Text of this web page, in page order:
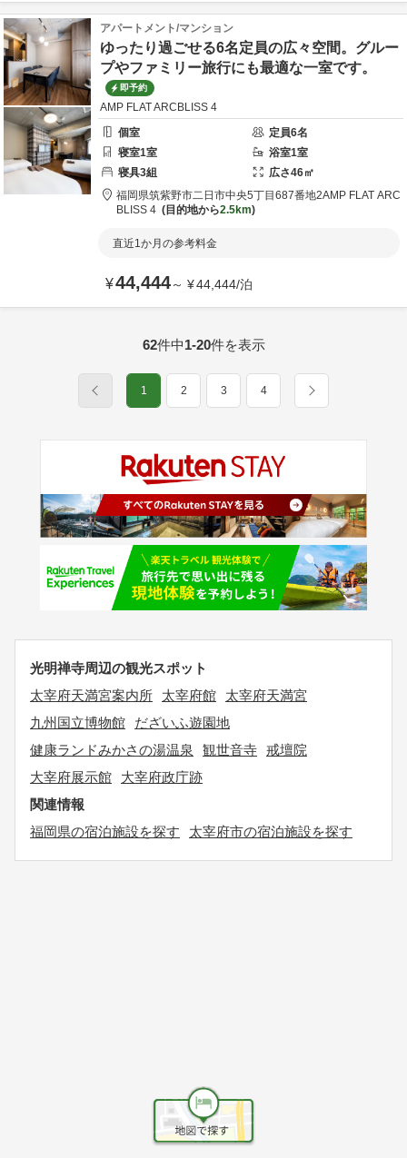
アパートメント/マンション
ゆったり過ごせる6名定員の広々空間。グルー
プやファミリー旅行にも最適な一室です。
即予約
AMP FLAT ARCBLISS 4
個室
定員6名
寝室1室 浴室1室
寝具3組 広さ46㎡
福岡県筑紫野市二日市中央5丁目687番地2AMP FLAT ARC
BLISS 4
目的地から2.5km
直近1か月の参考料金
¥44,444～ ¥44,444/泊
62件中1-20件を表示
1 2 3 4
光明禅寺周辺の観光スポット
太宰府天満宮案内所
太宰府館
太宰府天満宮
九州国立博物館
だざいふ遊園地
健康ランドみかさの湯温泉
観世音寺 戒壇院
大宰府展示館
大宰府政庁跡
関連情報
福岡県の宿泊施設を探す
太宰府市の宿泊施設を探す